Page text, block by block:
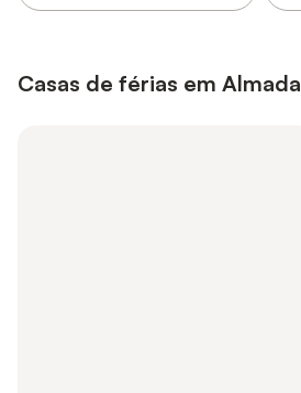
Casas de férias em Almada